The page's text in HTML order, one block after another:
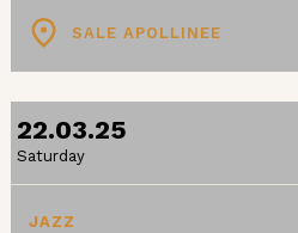
SALE APOLLINEE
22.03.25
Saturday
JAZZ